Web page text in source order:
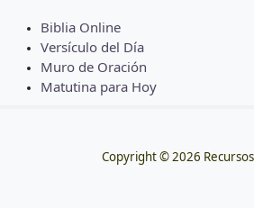
Biblia Online
Versículo del Día
Muro de Oración
Matutina para Hoy
Copyright © 2026